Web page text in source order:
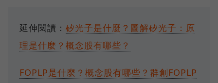
延伸閱讀： 矽光子是什麼？圖解矽光子：原
理是什麼？概念股有哪些？
FOPLP是什麼？概念股有哪些？群創FOPLP